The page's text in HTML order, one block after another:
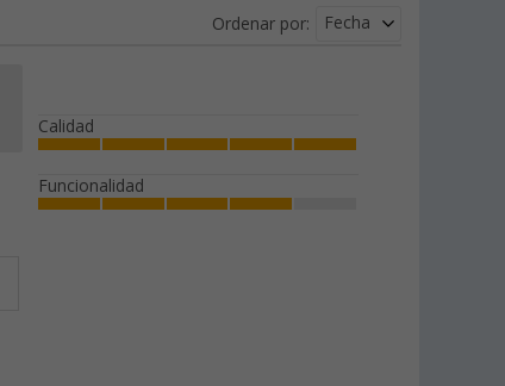
Ordenar por: Fecha
Calidad
Funcionalidad